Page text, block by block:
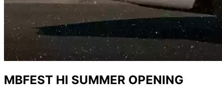
MBFEST HI SUMMER OPENING